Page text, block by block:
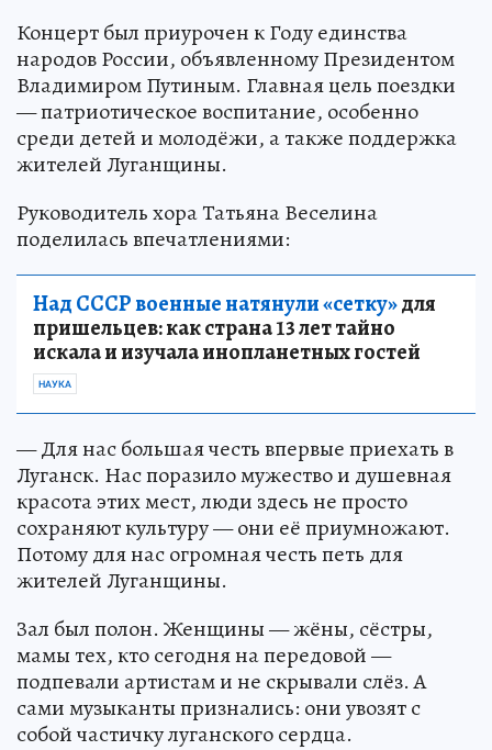
Концерт был приурочен к Году единства
народов России, объявленному Президентом
Владимиром Путиным. Главная цель поездки
— патриотическое воспитание, особенно
среди детей и молодёжи, а также поддержка
жителей Луганщины.
Руководитель хора Татьяна Веселина
поделилась впечатлениями:
Над СССР военные натянули «сетку»для
пришельцев: как страна 13 лет тайно
искала и изучала инопланетных гостей
НАУКА
— Для нас большая честь впервые приехать в
Луганск. Нас поразило мужество и душевная
красота этих мест, люди здесь не просто
сохраняют культуру — они её приумножают.
Потому для нас огромная честь петь для
жителей Луганщины.
Зал был полон. Женщины — жёны, сёстры,
мамы тех, кто сегодня на передовой —
подпевали артистам и не скрывали слёз. А
сами музыканты признались: они увозят с
собой частичку луганского сердца.